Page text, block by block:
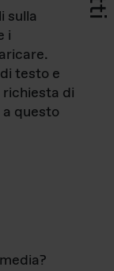
sulla
i
testo e
di
questo